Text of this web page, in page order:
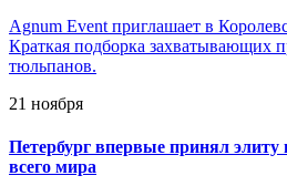
Agnum Event приглашает в
Краткая подборка захватывающих
тюльпанов.
21 ноября
Петербург впервые принял элиту
всего мира